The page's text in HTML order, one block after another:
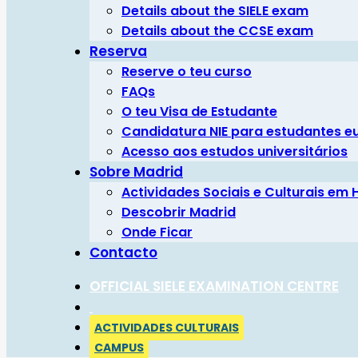
Details about the SIELE exam
Details about the CCSE exam
Reserva
Reserve o teu curso
FAQs
O teu Visa de Estudante
Candidatura NIE para estudantes
Acesso aos estudos universitários
Sobre Madrid
Actividades Sociais e Culturais em
Descobrir Madrid
Onde Ficar
Contacto
OFFICIAL SIELE EXAMINATION CENTRE
ACTIVIDADES CULTURAIS
CAMPUS